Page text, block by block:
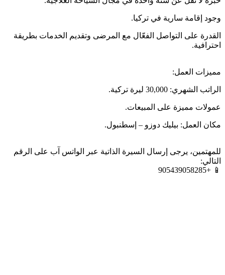
وجود إقامة سارية في تركيا.
القدرة على التواصل الفعّال مع المرضى وتقديم الخدمات بطريقة
احترافية.
مميزات العمل:
الراتب الشهري: 30,000 ليرة تركية.
عمولات مميزة على المبيعات.
مكان العمل: بيليك دوزو – إسطنبول.
للمهتمين، يرجى إرسال السيرة الذاتية عبر الواتس آب على الرقم
التالي:
📱 +905439058285